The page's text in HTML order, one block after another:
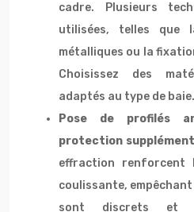
cadre. Plusieurs
utilisées, telles que
métalliques ou la
Choisissez des
adaptés au type de baie.
Pose de profilés
protection
effraction renforcent
coulissante,
sont discrets et